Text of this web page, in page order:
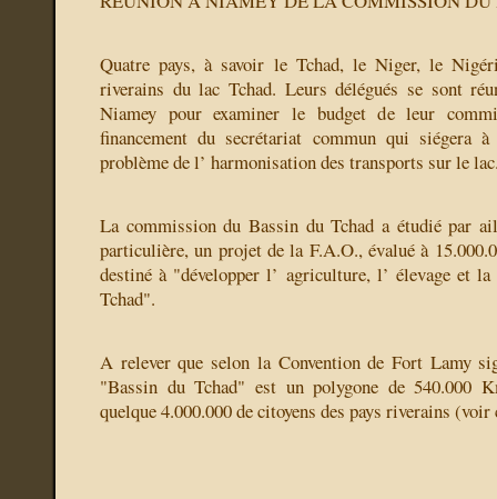
Quatre pays, à savoir le Tchad, le Niger, le
riverains du lac Tchad. Leurs délégués se sont
Niamey pour examiner le budget de leur
financement du secrétariat commun qui siégera
problème de l’ harmonisation des transports sur le
La commission du Bassin du Tchad a étudié par
particulière, un projet de la F.A.O., évalué à
destiné à "développer l’ agriculture, l’ élevage et
Tchad".
A relever que selon la Convention de Fort Lamy
"Bassin du Tchad" est un polygone de 540.000
quelque 4.000.000 de citoyens des pays riverains